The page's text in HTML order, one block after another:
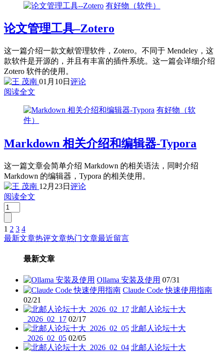
有好物（软件）
论文管理工具–Zotero
这一篇介绍一款文献管理软件，Zotero。不同于 Mendeley，这
款软件是开源的，并且有丰富的插件系统。这一篇会详细介绍
Zotero 软件的使用。
01月10日 评论
阅读全文
有好物（软
件）
Markdown 相关介绍和编辑器-Typora
这一篇文章会简单介绍 Markdown 的相关语法，同时介绍
Markdown 的编辑器，Typora 的相关使用。
12月23日 评论
阅读全文
文
1 2 3 4
最新文章热评文章热门文章最近留言
最新文章
Ollama 安装及使用 07/31
Claude Code 快速使用指南
02/21
北邮人论坛十大
_2026_02_17 02/17
北邮人论坛十大
_2026_02_05 02/05
北邮人论坛十大